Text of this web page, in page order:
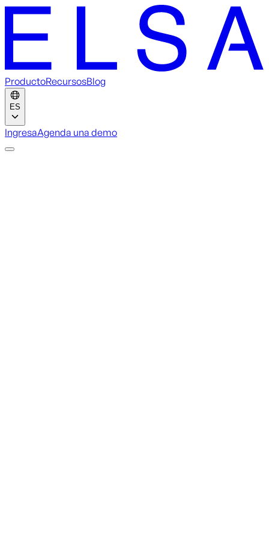
ProductoRecursosBlog
ES
IngresaAgenda una demo